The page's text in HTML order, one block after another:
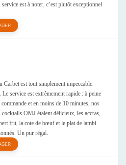
est à noter, c’est plutôt exceptionnel
Carbet est tout simplement impeccable.
service est extrêmement rapide : à peine
et en moins de 10 minutes, nos
OMJ étaient délicieux, les accras,
frit, la cote de bœuf et le plat de lambi
Un pur régal.